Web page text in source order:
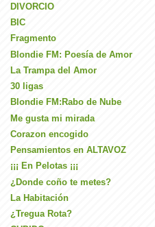
DIVORCIO
BIC
Fragmento
Blondie FM: Poesía de Amor
La Trampa del Amor
30 ligas
Blondie FM:Rabo de Nube
Me gusta mi mirada
Corazon encogido
Pensamientos en ALTAVOZ
¡¡¡ En Pelotas ¡¡¡
¿Donde coño te metes?
La Habitación
¿Tregua Rota?